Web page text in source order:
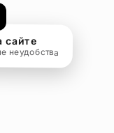
сайте
неудобства